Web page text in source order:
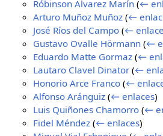
Róbinson Álvarez Marín (←
Arturo Muñoz Muñoz (←
José Ríos del Campo (←
Gustavo Ovalle Hörmann (←
Eduardo Matte Gormaz (←
Lautaro Clavel Dinator (←
Honorio Arce Franco (←
Alfonso Aránguiz (← enlaces)
Luis Quiñones Chamorro (←
Fidel Méndez (← enlaces)